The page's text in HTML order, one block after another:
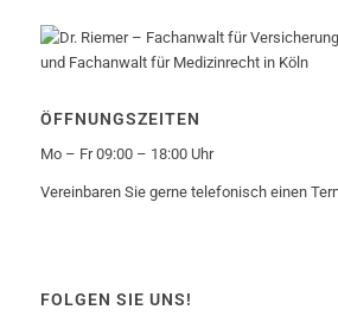
ÖFFNUNGSZEITEN
Mo – Fr 09:00 – 18:00 Uhr
Vereinbaren Sie gerne telefonisch einen
FOLGEN SIE UNS!